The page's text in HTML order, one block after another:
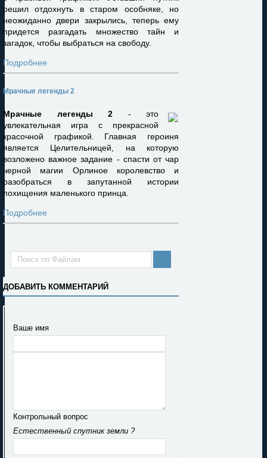
решил отдохнуть в старом особняке, но
неожиданно двери закрылись, теперь ему
придется разгадать множество тайн и
загадок, чтобы выбраться на свободу.
Подробнее
Мрачные легенды 2
Мрачные легенды 2 - это
увлекательная игра с прекрасной
красочной графикой. Главная героиня
является Целительницей, на которую
возложено важное задание - спасти от чар
черной магии Орлиное королевство и
разобраться в запутанной истории
похищения маленького принца.
Подробнее
ДОБАВИТЬ КОММЕНТАРИЙ
Ваше имя
Контрольный вопрос
Естественный спутник земли ?